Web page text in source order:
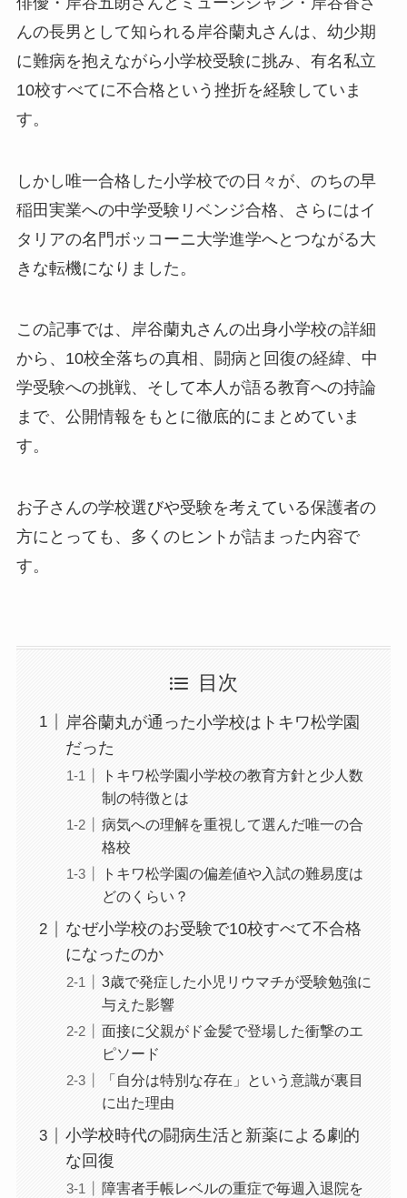
んの長男として知られる岸谷蘭丸さんは、幼少期
に難病を抱えながら小学校受験に挑み、有名私立
10校すべてに不合格という挫折を経験していま
す。
しかし唯一合格した小学校での日々が、のちの早
稲田実業への中学受験リベンジ合格、さらにはイ
タリアの名門ボッコーニ大学進学へとつながる大
きな転機になりました。
この記事では、岸谷蘭丸さんの出身小学校の詳細
から、10校全落ちの真相、闘病と回復の経緯、中
学受験への挑戦、そして本人が語る教育への持論
まで、公開情報をもとに徹底的にまとめていま
す。
お子さんの学校選びや受験を考えている保護者の
方にとっても、多くのヒントが詰まった内容で
す。
目次
岸谷蘭丸が通った小学校はトキワ松学園
だった
トキワ松学園小学校の教育方針と少人数
制の特徴とは
病気への理解を重視して選んだ唯一の合
格校
トキワ松学園の偏差値や入試の難易度は
どのくらい？
なぜ小学校のお受験で10校すべて不合格
になったのか
3歳で発症した小児リウマチが受験勉強に
与えた影響
面接に父親がド金髪で登場した衝撃のエ
ピソード
「自分は特別な存在」という意識が裏目
に出た理由
小学校時代の闘病生活と新薬による劇的
な回復
障害者手帳レベルの重症で毎週入退院を